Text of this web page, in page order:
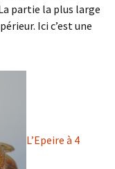
partie la plus large
Ici c’est une
L’Epeire à 4